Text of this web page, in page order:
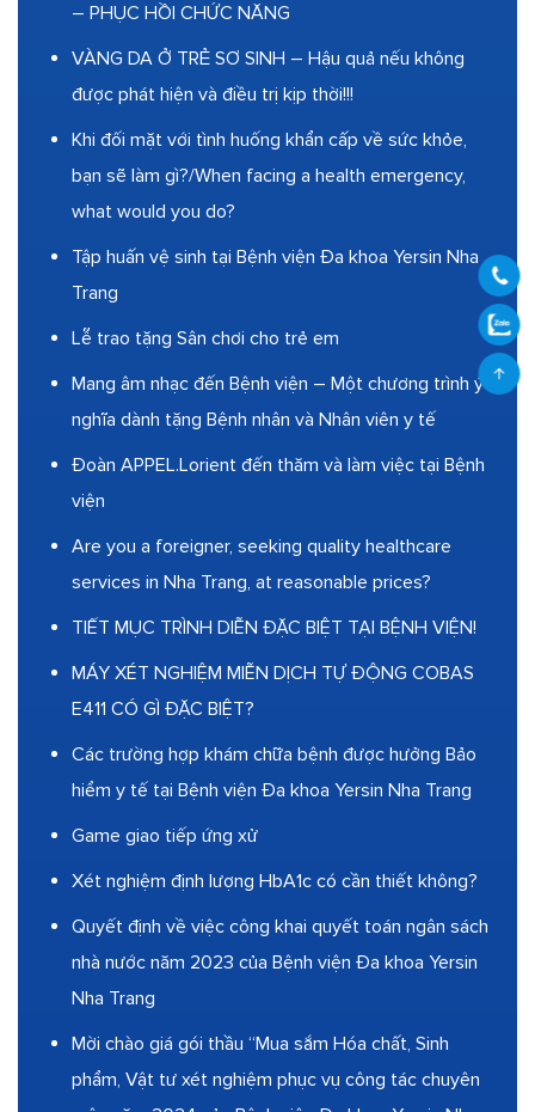
– PHỤC HỒI CHỨC NĂNG
VÀNG DA Ở TRẺ SƠ SINH – Hậu quả nếu không
được phát hiện và điều trị kịp thời!!!
Khi đối mặt với tình huống khẩn cấp về sức khỏe,
bạn sẽ làm gì?/When facing a health emergency,
what would you do?
Tập huấn vệ sinh tại Bệnh viện Đa khoa Yersin Nha
Trang
Lễ trao tặng Sân chơi cho trẻ em
Mang âm nhạc đến Bệnh viện – Một chương trình ý
nghĩa dành tặng Bệnh nhân và Nhân viên y tế
Đoàn APPEL.Lorient đến thăm và làm việc tại Bệnh
viện
Are you a foreigner, seeking quality healthcare
services in Nha Trang, at reasonable prices?
TIẾT MỤC TRÌNH DIỄN ĐẶC BIỆT TẠI BỆNH VIỆN!
MÁY XÉT NGHIỆM MIỄN DỊCH TỰ ĐỘNG COBAS
E411 CÓ GÌ ĐẶC BIỆT?
Các trường hợp khám chữa bệnh được hưởng Bảo
hiểm y tế tại Bệnh viện Đa khoa Yersin Nha Trang
Game giao tiếp ứng xử
Xét nghiệm định lượng HbA1c có cần thiết không?
Quyết định về việc công khai quyết toán ngân sách
nhà nước năm 2023 của Bệnh viện Đa khoa Yersin
Nha Trang
Mời chào giá gói thầu “Mua sắm Hóa chất, Sinh
phẩm, Vật tư xét nghiệm phục vụ công tác chuyên